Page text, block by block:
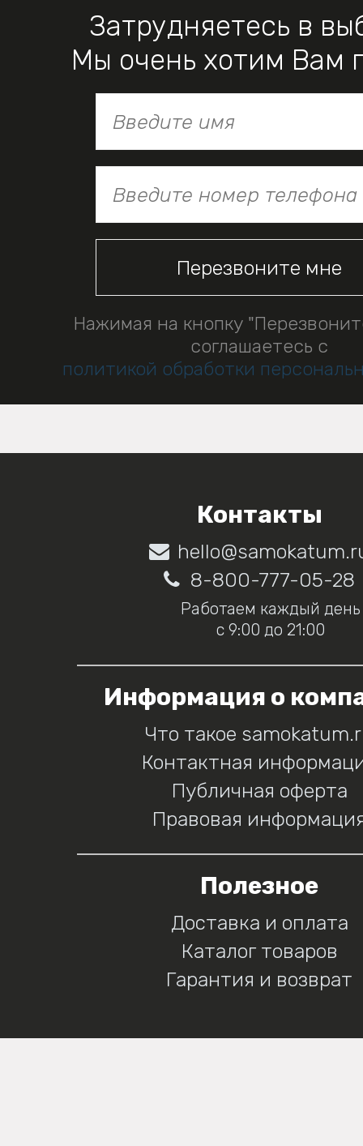
Затрудняетесь в
Мы очень хотим Вам
Нажимая на кнопку
соглашаетесь с
политикой обработки
Контакты
8-800-777-05-28
Работаем каждый день
с 9:00 до 21:00
Информация о
Что такое
Контактная
Публичная оферта
Правовая
Полезное
Доставка и оплата
Каталог товаров
Гарантия и возврат